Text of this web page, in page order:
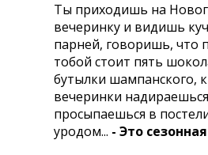
Ты приходишь на
вечеринку и видишь
парней, говоришь, что
тобой стоит пять
бутылки шампанского,
вечеринки
просыпаешься в
уродом... - Это